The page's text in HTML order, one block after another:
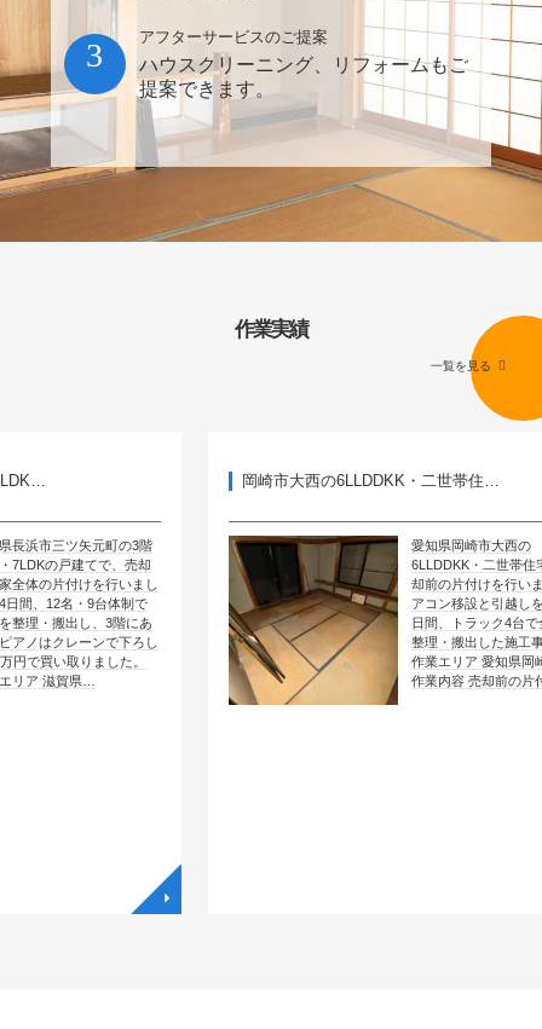
アフターサービスのご提案
ハウスクリーニング、リフォームもご
提案できます。
3
作業実績
一覧を見る
元町の3階
で、売却
を行いまし
台体制で
、3階にあ
ンで下ろし
ました。
…
岡崎市大西の6LLDDKK・二世帯住…
愛知県岡崎市大西の
6LLDDKK・二世帯住宅で、売
却前の片付けを行いました。エ
アコン移設と引越しを含めて4
日間、トラック4台で全部屋を
整理・搬出した施工事例です。
作業エリア 愛知県岡崎市大西
作業内容 売却前の片付け …